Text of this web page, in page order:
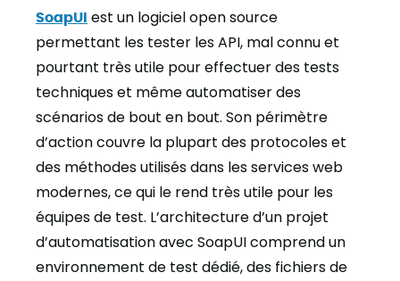
SoapUI est un logiciel open source
permettant les tester les API, mal connu et
pourtant très utile pour effectuer des tests
techniques et même automatiser des
scénarios de bout en bout. Son périmètre
d’action couvre la plupart des protocoles et
des méthodes utilisés dans les services web
modernes, ce qui le rend très utile pour les
équipes de test. L’architecture d’un projet
d’automatisation avec SoapUI comprend un
environnement de test dédié, des fichiers de